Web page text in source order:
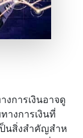
การเงินอาจดู
างการเงินที่
ป็นสิ่งสําคัญสําห